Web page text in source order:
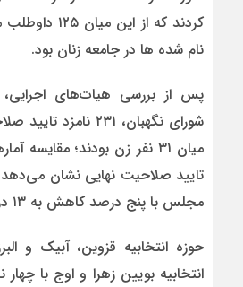
نام شده ها در جامعه زنان بود.
پس از بررسی هیات‌های
شورای نگهبان، ۲۳۱
میان ۳۱ نفر زن بودند؛
تایید صلاحیت نهایی نشان می‌دهد
مجلس با پنج درصد کاهش به ۱۳ درصد رسیده است.
انتخابیه بویین زهرا و اوج با چهار